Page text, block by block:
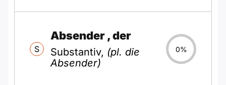
S
Absender , der
Substantiv, (pl. die
Absender)
0%